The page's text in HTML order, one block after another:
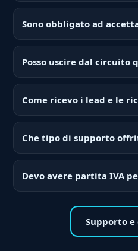
Sono obbligato ad
Posso uscire dal circuito
Come ricevo i lead e le
Che tipo di supporto
Devo avere partita IVA
Supporto